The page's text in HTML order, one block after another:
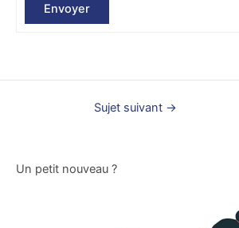
Envoyer
Sujet suivant →
Un petit nouveau ?